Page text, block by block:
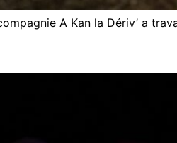
A Kan la Dériv’ a